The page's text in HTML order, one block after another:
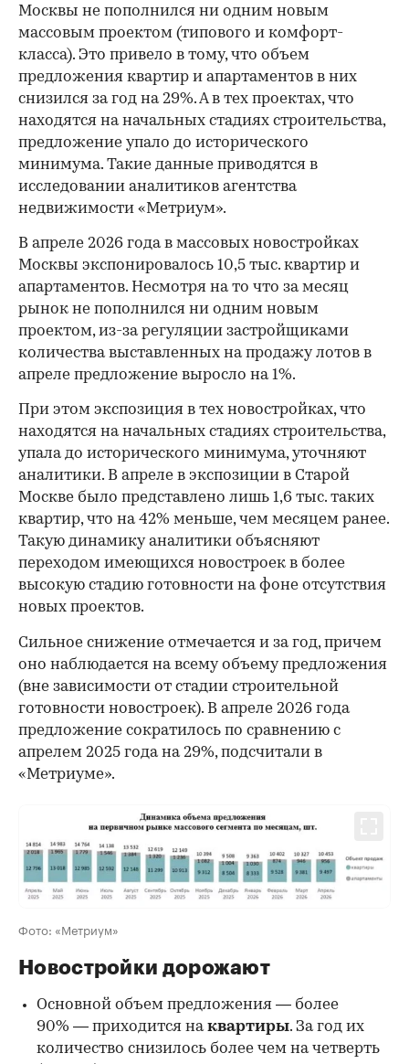
Москвы не пополнился ни одним новым
массовым проектом (типового и комфорт-
класса). Это привело в тому, что объем
предложения квартир и апартаментов в них
снизился за год на 29%. А в тех проектах, что
находятся на начальных стадиях строительства,
предложение упало до исторического
минимума. Такие данные приводятся в
исследовании аналитиков агентства
недвижимости «Метриум».
В апреле 2026 года в массовых новостройках
Москвы экспонировалось 10,5 тыс. квартир и
апартаментов. Несмотря на то что за месяц
рынок не пополнился ни одним новым
проектом, из-за регуляции застройщиками
количества выставленных на продажу лотов в
апреле предложение выросло на 1%.
При этом экспозиция в тех новостройках, что
находятся на начальных стадиях строительства,
упала до исторического минимума, уточняют
аналитики. В апреле в экспозиции в Старой
Москве было представлено лишь 1,6 тыс. таких
квартир, что на 42% меньше, чем месяцем ранее.
Такую динамику аналитики объясняют
переходом имеющихся новостроек в более
высокую стадию готовности на фоне отсутствия
новых проектов.
Сильное снижение отмечается и за год, причем
оно наблюдается на всему объему предложения
(вне зависимости от стадии строительной
готовности новостроек). В апреле 2026 года
предложение сократилось по сравнению с
апрелем 2025 года на 29%, подсчитали в
«Метриуме».
Фото: «Метриум»
Новостройки дорожают
Основной объем предложения — более
90% — приходится наквартиры. За год их
количество снизилось более чем на четверть